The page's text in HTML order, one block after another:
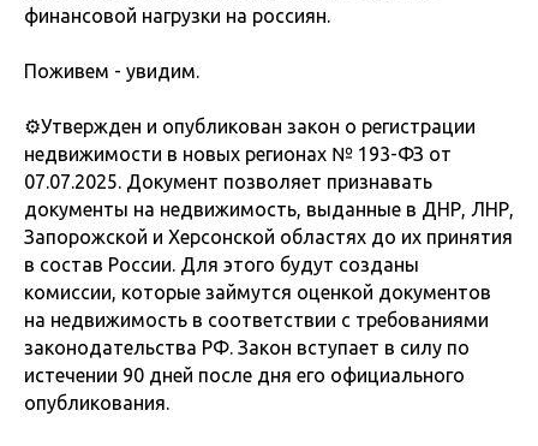
финансовой нагрузки на россиян.
Поживем - увидим.
⚙️Утвержден и опубликован закон о регистрации
недвижимости в новых регионах № 193-ФЗ от
07.07.2025. Документ позволяет признавать
документы на недвижимость, выданные в ДНР, ЛНР,
Запорожской и Херсонской областях до их принятия
в состав России. Для этого будут созданы
комиссии, которые займутся оценкой документов
на недвижимость в соответствии с требованиями
законодательства РФ. Закон вступает в силу по
истечении 90 дней после дня его официального
опубликования.